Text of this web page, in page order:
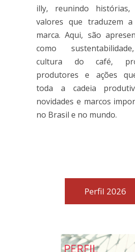
illy, reunindo histórias,
valores que traduzem a
marca. Aqui, são
como
cultura do café,
produtores e ações
toda a cadeia
novidades e marcos
no Brasil e no mundo.
Perfil 2026